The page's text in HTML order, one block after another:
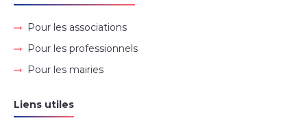
Pour les associations
Pour les professionnels
Pour les mairies
Liens utiles